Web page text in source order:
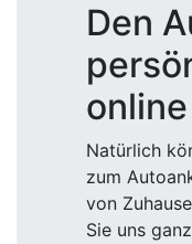
Den
Natürlich
zum
von
Sie uns